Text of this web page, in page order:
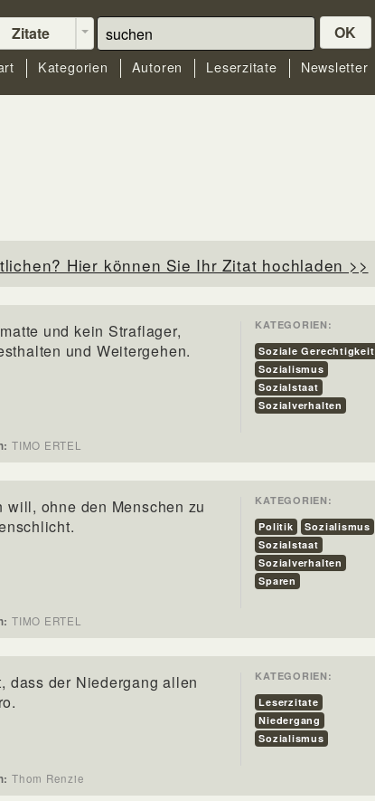
Zitate OK
Kategorien Autoren Leserzitate Newsletter
Hier können Sie Ihr Zitat hochladen >>
und kein Straflager,
und Weitergehen.
KATEGORIEN:
Soziale Gerechtigkeit
Sozialismus
Sozialstaat
Sozialverhalten
TIMO ERTEL
ohne den Menschen zu
KATEGORIEN:
Politik
Sozialismus
Sozialstaat
Sozialverhalten
Sparen
TIMO ERTEL
dass der Niedergang allen
KATEGORIEN:
Leserzitate
Niedergang
Sozialismus
Thom Renzie